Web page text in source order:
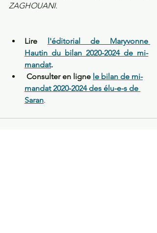
ZAGHOUANI.
Lire l'éditorial de Maryvonne
Hautin du bilan 2020-2024 de mi-
mandat.
Consulter en ligne le bilan de mi-
mandat 2020-2024 des élu-e-s de
Saran.